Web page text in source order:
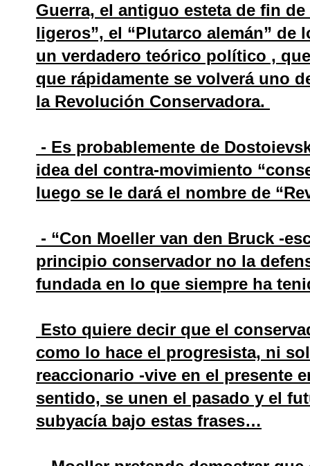
Guerra, el antiguo esteta de fin
ligeros”, el “Plutarco alemán”
un verdadero teórico político ,
que rápidamente se volverá uno
la Revolución Conservadora.
- Es probablemente de
idea del contra-movimiento
luego se le dará el nombre de
- “Con Moeller van den Bruck -
principio conservador no la
fundada en lo que siempre ha
Esto quiere decir que el
como lo hace el progresista, ni
reaccionario -vive en el presente
sentido, se unen el pasado y el
subyacía bajo estas frases…